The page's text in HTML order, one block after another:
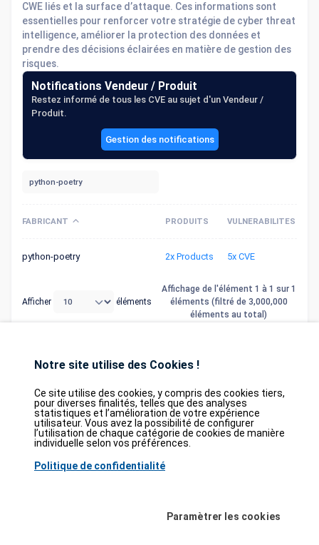
CWE liés et la surface d’attaque. Ces informations sont
essentielles pour renforcer votre stratégie de cyber threat
intelligence, améliorer la protection des données et
prendre des décisions éclairées en matière de gestion des
risques.
Notifications Vendeur / Produit
Restez informé de tous les CVE au sujet d'un Vendeur /
Produit.
Gestion des notifications
FABRICANT PRODUITS VULNERABILITES
python-poetry 2x Products 5x CVE
Afficher éléments
Affichage de l'élément 1 à 1 sur 1
éléments (filtré de 3,000,000
éléments au total)
tesweb SA
Database
Partners
GDPR Contact Purchase
des vulnérabilités activement exploitées (KEV) provient de laCybersecurity
Notre site utilise des Cookies !
Ce site utilise des cookies, y compris des cookies tiers,
pour diverses finalités, telles que des analyses
statistiques et l’amélioration de votre expérience
utilisateur. Vous avez la possibilité de configurer
l’utilisation de chaque catégorie de cookies de manière
individuelle selon vos préférences.
Politique de confidentialité
Paramètrer les cookies